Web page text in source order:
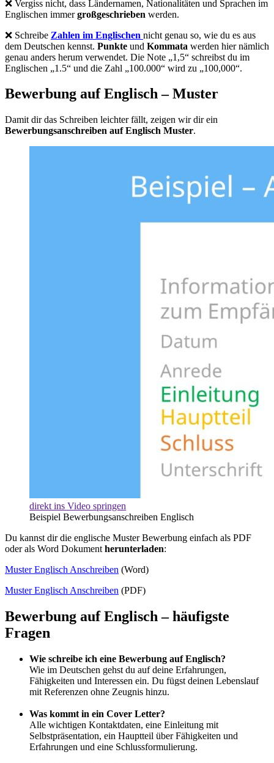
❌ Vergiss nicht, dass Ländernamen, Nationalitäten und Sprachen im
Englischen immergroßgeschrieben werden.
❌ Schreibe Zahlen im Englischen nicht genau so, wie du es aus
dem Deutschen kennst. Punkte und Kommata werden hier nämlich
genau anders herum verwendet. Die Note „1,5“ schreibst du im
Englischen „1.5“ und die Zahl „100.000“ wird zu „100,000“.
Bewerbung auf Englisch – Muster
Damit dir das Schreiben leichter fällt, zeigen wir dir ein
Bewerbungsanschreiben auf Englisch Muster.
direkt ins Video springen
Beispiel Bewerbungsanschreiben Englisch
Du kannst dir die englische Muster Bewerbung einfach als PDF
oder als Word Dokument herunterladen:
Muster Englisch Anschreiben (Word)
Muster Englisch Anschreiben (PDF)
Bewerbung auf Englisch – häufigste
Fragen
Wie schreibe ich eine Bewerbung auf Englisch?
Wie im Deutschen gehst du auf deine Erfahrungen,
Fähigkeiten und Interessen ein. Du fügst deinen Lebenslauf
mit Referenzen ohne Zeugnis hinzu.
Was kommt in ein Cover Letter?
Alle wichtigen Kontaktdaten, eine Einleitung mit
Selbstpräsentation, ein Hauptteil über Fähigkeiten und
Erfahrungen und eine Schlussformulierung.